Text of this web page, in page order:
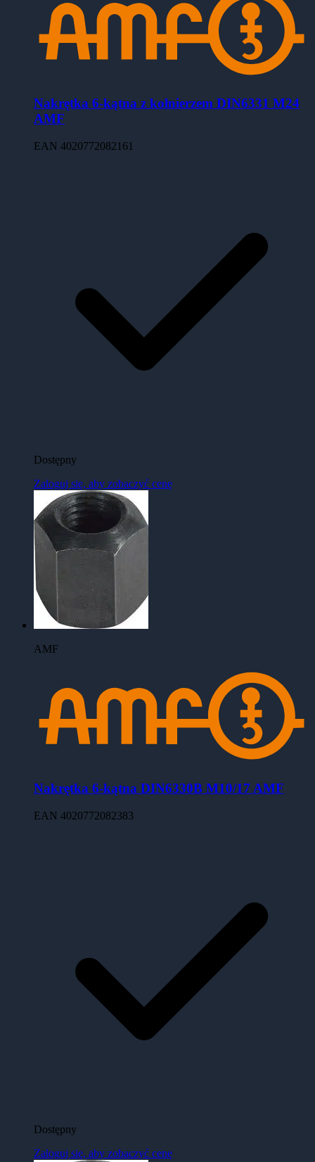
Nakrętka 6-kątna z kołnierzem DIN6331 M24
AMF
EAN 4020772082161
Dostępny
Zaloguj się, aby zobaczyć cenę
AMF
Nakrętka 6-kątna DIN6330B M10/17 AMF
EAN 4020772082383
Dostępny
Zaloguj się, aby zobaczyć cenę